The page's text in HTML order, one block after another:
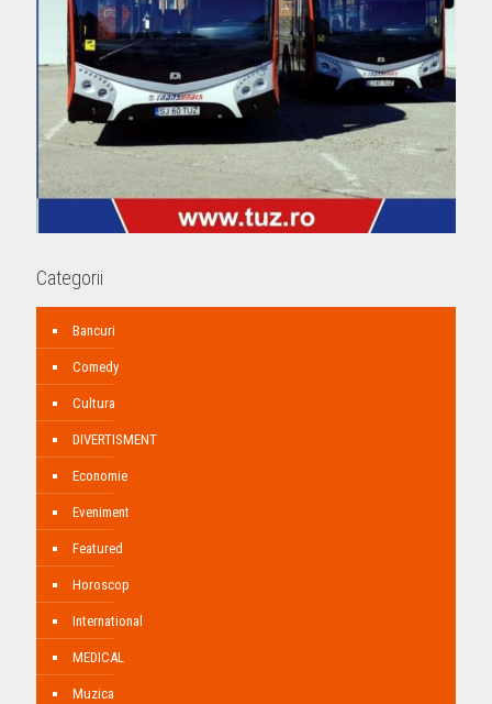
Categorii
Bancuri
Comedy
Cultura
DIVERTISMENT
Economie
Eveniment
Featured
Horoscop
International
MEDICAL
Muzica